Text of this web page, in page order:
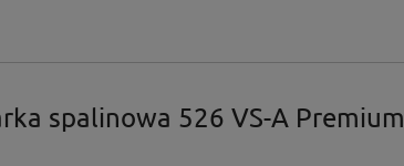
spalinowa 526 VS-A Premium